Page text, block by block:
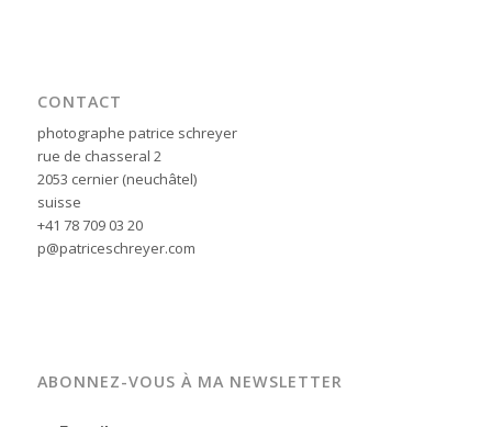
CONTACT
photographe patrice schreyer
rue de chasseral 2
2053 cernier (neuchâtel)
suisse
+41 78 709 03 20
p@patriceschreyer.com
ABONNEZ-VOUS À MA NEWSLETTER